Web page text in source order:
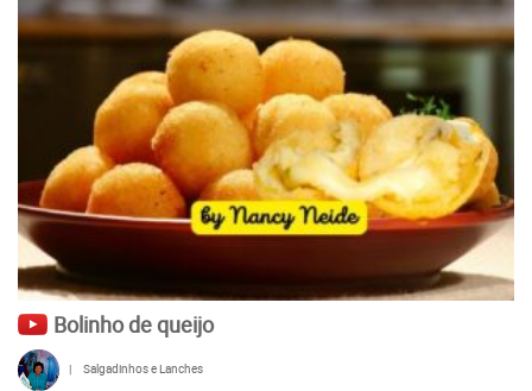
Bolinho de queijo
| Salgadinhos e Lanches